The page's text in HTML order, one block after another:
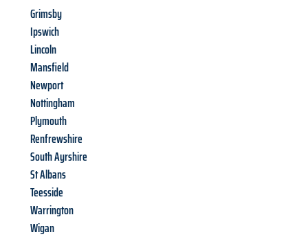
Grimsby
Ipswich
Lincoln
Mansfield
Newport
Nottingham
Plymouth
Renfrewshire
South Ayrshire
St Albans
Teesside
Warrington
Wigan